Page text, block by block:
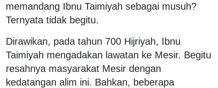
memandang Ibnu Taimiyah sebagai musuh?
Ternyata tidak begitu.
Dirawikan, pada tahun 700 Hijriyah, Ibnu
Taimiyah mengadakan lawatan ke Mesir. Begitu
resahnya masyarakat Mesir dengan
kedatangan alim ini. Bahkan, beberapa